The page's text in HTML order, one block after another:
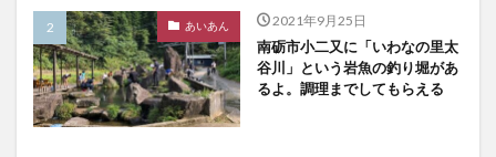
あいあん 2021年9月25日
南砺市小二又に「いわなの里太
谷川」という岩魚の釣り堀があ
るよ。調理までしてもらえる